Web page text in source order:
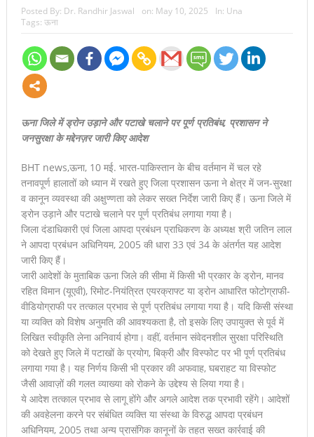
Posted By: Dr. Randhir Jaswal on: May 10, 2025 In: Una
Tags: ऊना
ऊना जिले में ड्रोन उड़ाने और पटाखे चलाने पर पूर्ण प्रतिबंध, प्रशासन ने
जनसुरक्षा के मद्देनज़र जारी किए आदेश
BHT news,ऊना, 10 मई. भारत-पाकिस्तान के बीच वर्तमान में चल रहे
तनावपूर्ण हालातों को ध्यान में रखते हुए जिला प्रशासन ऊना ने क्षेत्र में जन-सुरक्षा
व कानून व्यवस्था की अक्षुण्णता को लेकर सख्त निर्देश जारी किए हैं। ऊना जिले में
ड्रोन उड़ाने और पटाखे चलाने पर पूर्ण प्रतिबंध लगाया गया है।
जिला दंडाधिकारी एवं जिला आपदा प्रबंधन प्राधिकरण के अध्यक्ष श्री जतिन लाल
ने आपदा प्रबंधन अधिनियम, 2005 की धारा 33 एवं 34 के अंतर्गत यह आदेश
जारी किए हैं।
जारी आदेशों के मुताबिक ऊना जिले की सीमा में किसी भी प्रकार के ड्रोन, मानव
रहित विमान (यूएवी), रिमोट-नियंत्रित एयरक्राफ्ट या ड्रोन आधारित फोटोग्राफी-
वीडियोग्राफी पर तत्काल प्रभाव से पूर्ण प्रतिबंध लगाया गया है। यदि किसी संस्था
या व्यक्ति को विशेष अनुमति की आवश्यकता है, तो इसके लिए उपायुक्त से पूर्व में
लिखित स्वीकृति लेना अनिवार्य होगा। वहीं, वर्तमान संवेदनशील सुरक्षा परिस्थिति
को देखते हुए जिले में पटाखों के प्रयोग, बिक्री और विस्फोट पर भी पूर्ण प्रतिबंध
लगाया गया है। यह निर्णय किसी भी प्रकार की अफवाह, घबराहट या विस्फोट
जैसी आवाज़ों की गलत व्याख्या को रोकने के उद्देश्य से लिया गया है।
ये आदेश तत्काल प्रभाव से लागू होंगे और अगले आदेश तक प्रभावी रहेंगे। आदेशों
की अवहेलना करने पर संबंधित व्यक्ति या संस्था के विरुद्ध आपदा प्रबंधन
अधिनियम, 2005 तथा अन्य प्रासंगिक कानूनों के तहत सख्त कार्रवाई की